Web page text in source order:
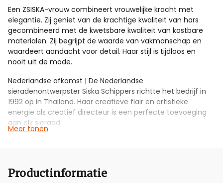
Een ZSISKA-vrouw combineert vrouwelijke kracht met
elegantie. Zij geniet van de krachtige kwaliteit van hars
gecombineerd met de kwetsbare kwaliteit van kostbare
materialen. Zij begrijpt de waarde van vakmanschap en
waardeert aandacht voor detail. Haar stijl is tijdloos en
nooit uit de mode.
Nederlandse afkomst | De Nederlandse
sieradenontwerpster Siska Schippers richtte het bedrijf in
1992 op in Thailand. Haar creatieve flair en artistieke
energie als creatief directeur is een perfecte toevoeging
aan elk sieraad.
Meer tonen
Productinformatie